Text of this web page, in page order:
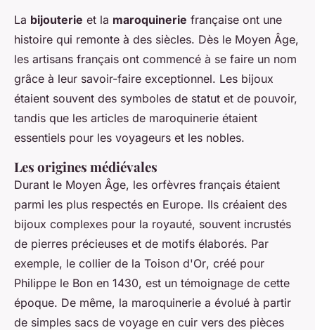
La bijouterie et la maroquinerie française ont une
histoire qui remonte à des siècles. Dès le Moyen Âge,
les artisans français ont commencé à se faire un nom
grâce à leur savoir-faire exceptionnel. Les bijoux
étaient souvent des symboles de statut et de pouvoir,
tandis que les articles de maroquinerie étaient
essentiels pour les voyageurs et les nobles.
Les origines médiévales
Durant le Moyen Âge, les orfèvres français étaient
parmi les plus respectés en Europe. Ils créaient des
bijoux complexes pour la royauté, souvent incrustés
de pierres précieuses et de motifs élaborés. Par
exemple, le collier de la Toison d'Or, créé pour
Philippe le Bon en 1430, est un témoignage de cette
époque. De même, la maroquinerie a évolué à partir
de simples sacs de voyage en cuir vers des pièces